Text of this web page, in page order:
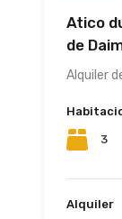
Atico
de
Alquiler
3
Alquiler